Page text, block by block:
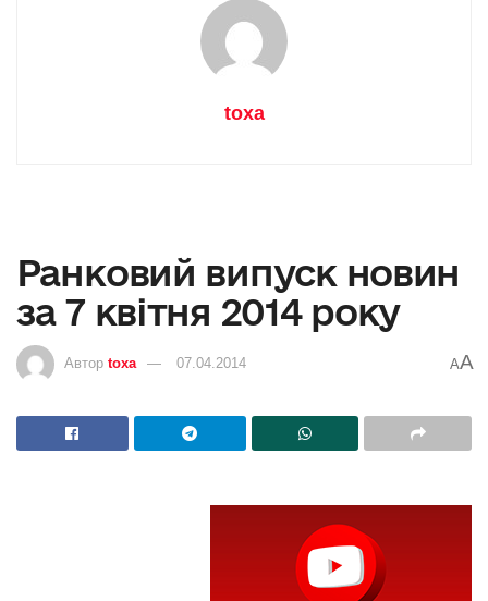
toxa
Ранковий випуск новин
за 7 квітня 2014 року
Автор toxa 07.04.2014 AA